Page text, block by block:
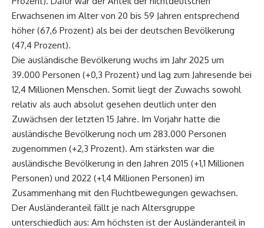
Erwachsenen im Alter von 20 bis 59 Jahren entsprechend
höher (67,6 Prozent) als bei der deutschen Bevölkerung
(47,4 Prozent).
Die ausländische Bevölkerung wuchs im Jahr 2025 um
39.000 Personen (+0,3 Prozent) und lag zum Jahresende bei
12,4 Millionen Menschen. Somit liegt der Zuwachs sowohl
relativ als auch absolut gesehen deutlich unter den
Zuwächsen der letzten 15 Jahre. Im Vorjahr hatte die
ausländische Bevölkerung noch um 283.000 Personen
zugenommen (+2,3 Prozent). Am stärksten war die
ausländische Bevölkerung in den Jahren 2015 (+1,1 Millionen
Personen) und 2022 (+1,4 Millionen Personen) im
Zusammenhang mit den Fluchtbewegungen gewachsen.
Der Ausländeranteil fällt je nach Altersgruppe
unterschiedlich aus: Am höchsten ist der Ausländeranteil in